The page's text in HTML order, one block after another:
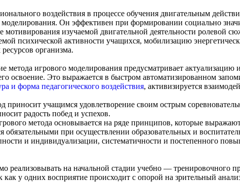
воздействия в процессе обучения двигательным
моделирования. Он эффективен при формировании социально
мотивирования изучаемой двигательной деятельности ролевой
психической активности учащихся, мобилизацию
организма.
метода игрового моделирования предусматривает актуализацию
освоение. Это выражается в быстром автоматизированном
и форма педагогического воздействия, активизируется
приносит учащимся удовлетворение своим острым
радость побед и успехов.
метода основывается на ряде принципов, которые
обязательными при осуществлении образовательных и
и индивидуализации, систематичности и постепенного
реализовывать на начальной стадии учебно — тренировочного
как у одних восприятие происходит с опорой на зрительный